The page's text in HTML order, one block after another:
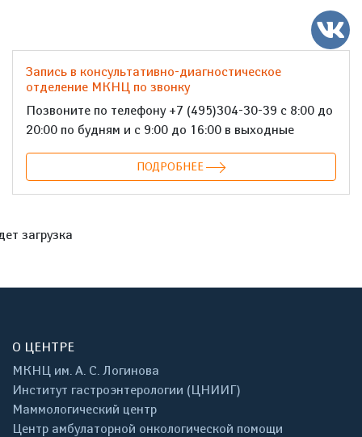
Запись в консультативно-диагностическое
отделение МКНЦ по звонку
Позвоните по телефону +7 (495)304-30-39 с 8:00 до
20:00 по будням и с 9:00 до 16:00 в выходные
ПОДРОБНЕЕ
загрузка
О ЦЕНТРЕ
МКНЦ им. А. С. Логинова
Институт гастроэнтерологии (ЦНИИГ)
Маммологический центр
Центр амбулаторной онкологической помощи